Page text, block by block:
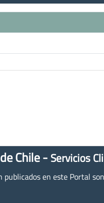
Chile - Servicios
en este Portal